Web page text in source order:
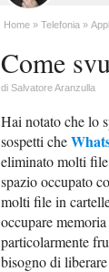
Home Telefonia
Come
di Salvatore Aranzulla
Hai notato che lo
sospetti che
eliminato molti
spazio occupato
molti file in
occupare
particolarmente
bisogno di